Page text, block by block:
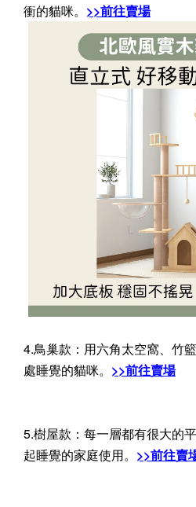
衝的貓咪。 >>前往賣場
4.鳥巢款：用六角太空窩、竹
處睡覺的貓咪。 >>前往賣場
5.樹屋款：每一層都有很大的
起睡覺的家庭使用。 >>前往賣